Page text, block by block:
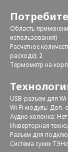
Область
использования)
Расчетное
расходе): 2
Термометр на
USB-разъем для
Wi-Fi модуль: Доп.
Аудио колонка: Нет
Инверторная
Разъем для
Система сухих